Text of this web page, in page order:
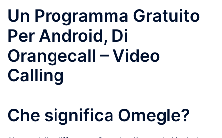
Un Programma Gratuito
Per Android, Di
Orangecall – Video
Calling
Che significa Omegle?